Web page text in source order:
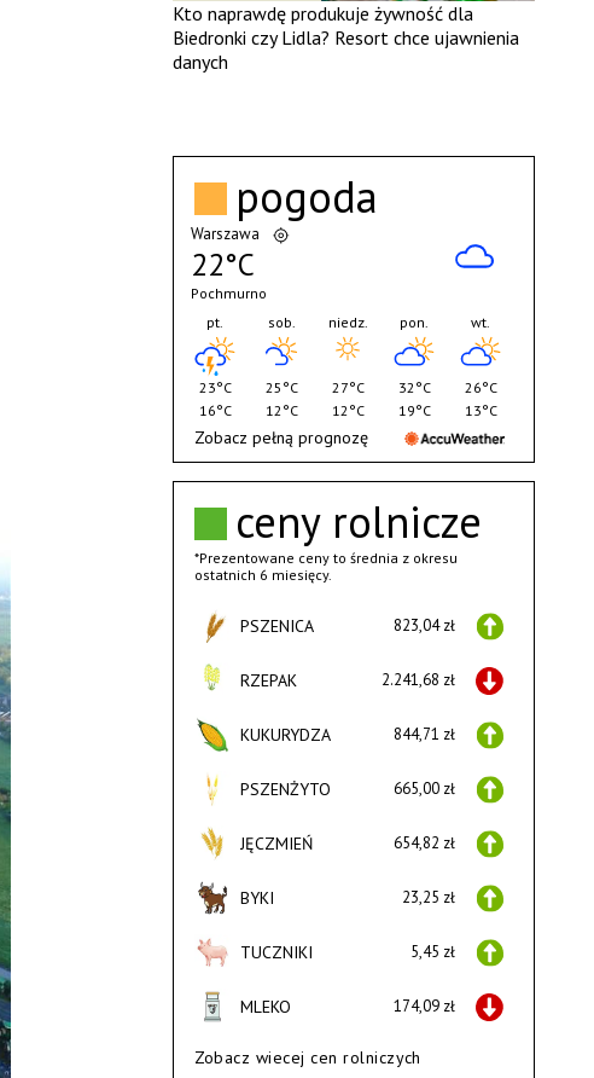
Kto naprawdę produkuje żywność dla
Biedronki czy Lidla? Resort chce ujawnienia
danych
ceny rolnicze
*Prezentowane ceny to średnia z okresu
ostatnich 6 miesięcy.
PSZENICA 823,04 zł
RZEPAK 2.241,68 zł
KUKURYDZA 844,71 zł
PSZENŻYTO 665,00 zł
JĘCZMIEŃ 654,82 zł
BYKI 23,25 zł
TUCZNIKI 5,45 zł
MLEKO 174,09 zł
Zobacz wiecej cen rolniczych
pogoda
Warszawa
22°C
Pochmurno
pt.
23°C
16°C
sob.
25°C
12°C
niedz.
27°C
12°C
pon.
32°C
19°C
wt.
26°C
13°C
Zobacz pełną prognozę